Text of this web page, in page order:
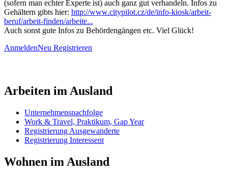
(sofern man echter Experte ist) auch ganz gut verhandeln. Infos zu
Gehältern gibts hier: http://www.citypilot.cz/de/info-kiosk/arbeit-
beruf/arbeit-finden/arbeite...
Auch sonst gute Infos zu Behördengängen etc. Viel Glück!
AnmeldenNeu Registrieren
Arbeiten im Ausland
Unternehmensnachfolge
Work & Travel, Praktikum, Gap Year
Registrierung Ausgewanderte
Registrierung Interessent
Wohnen im Ausland